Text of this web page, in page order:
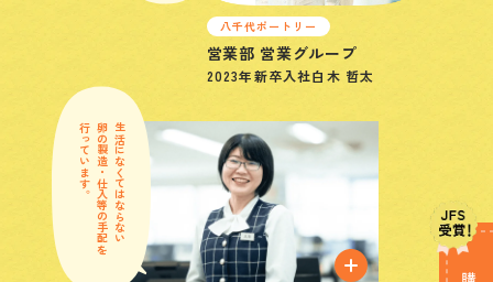
八千代ポートリー
営業部 営業グループ
2023年新卒入社白木 哲太
生活になくてはならない
卵の製造・仕入等の手配を
行っています。